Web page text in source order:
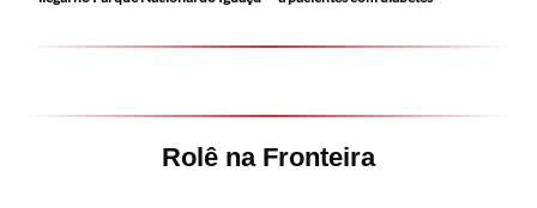
Rolê na Fronteira